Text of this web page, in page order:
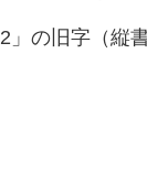
」の旧字（縦